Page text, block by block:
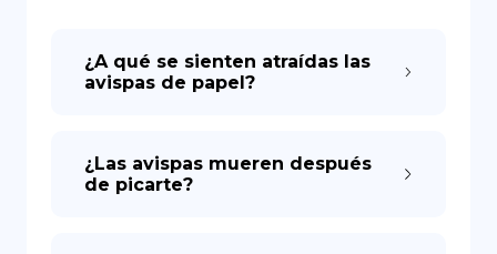
DE
¿A qué se sienten atraídas las
avispas de papel?
¿Las avispas mueren después
de picarte?